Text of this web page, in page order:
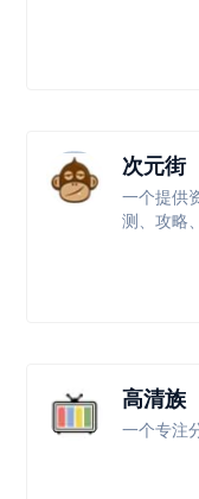
次元街
一个提供
测、攻略
高清族
一个专注